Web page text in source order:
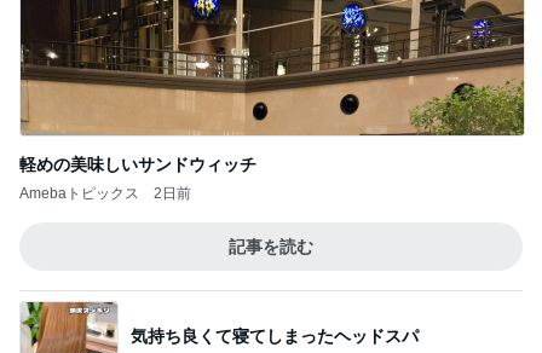
記事を読む
気持ち良くて寝てしまったヘッドスパ
Amebaトピックス
Amebaトピックス 1日前
娘が描いたうになどのカピバラ